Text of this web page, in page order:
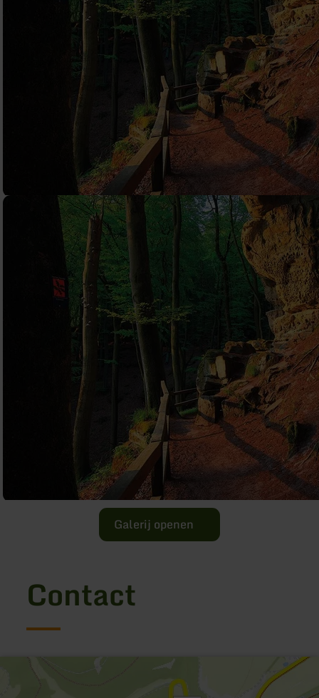
Galerij openen
Contact